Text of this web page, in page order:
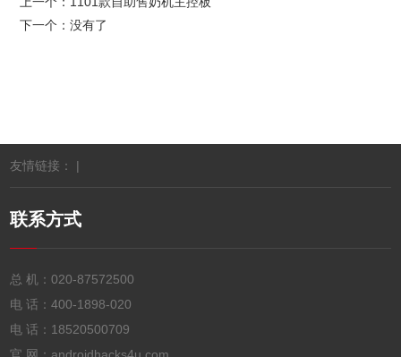
下一个：没有了
友情链接： |
联系方式
总 机：020-87572500
电 话：400-1898-020
电 话： 18520500709
官 网：androidhacks4u.com